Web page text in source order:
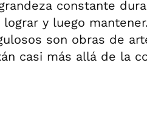
constante
y luego mantener.
son obras de
casi más allá de la